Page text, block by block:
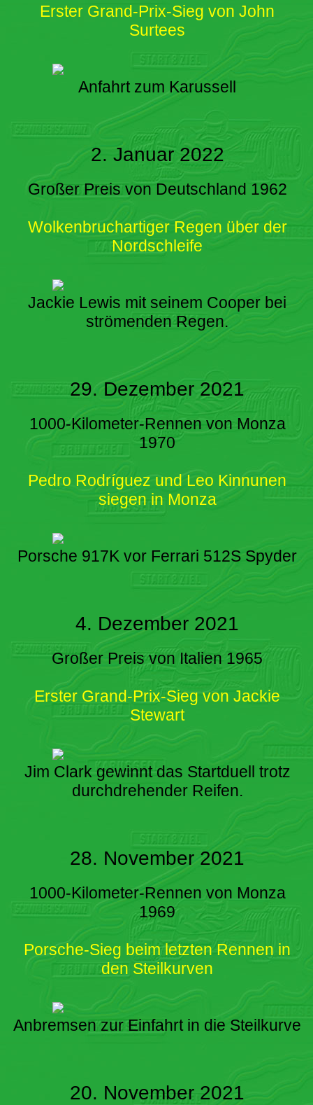
Erster Grand-Prix-Sieg von John
Surtees
Anfahrt zum Karussell
2. Januar 2022
Großer Preis von Deutschland 1962
Wolkenbruchartiger Regen über der
Nordschleife
Jackie Lewis mit seinem Cooper bei
strömenden Regen.
29. Dezember 2021
1000-Kilometer-Rennen von Monza
1970
Pedro Rodríguez und Leo Kinnunen
siegen in Monza
Porsche 917K vor Ferrari 512S Spyder
4. Dezember 2021
Großer Preis von Italien 1965
Erster Grand-Prix-Sieg von Jackie
Stewart
Jim Clark gewinnt das Startduell trotz
durchdrehender Reifen.
28. November 2021
1000-Kilometer-Rennen von Monza
1969
Porsche-Sieg beim letzten Rennen in
den Steilkurven
Anbremsen zur Einfahrt in die Steilkurve
20. November 2021